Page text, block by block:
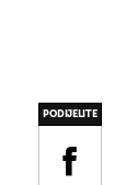
PODIJELITE